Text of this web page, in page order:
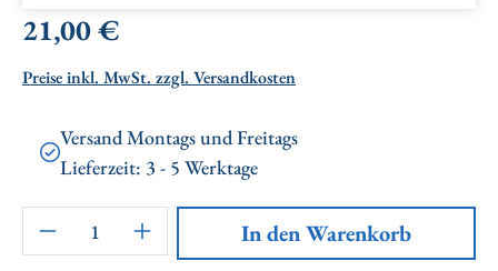
Regulärer Preis:
21,00 €
Preise inkl. MwSt. zzgl. Versandkosten
Versand Montags und Freitags
Lieferzeit: 3 - 5 Werktage
Artikel Anzahl: Gib den gewünschten
In den Warenkorb